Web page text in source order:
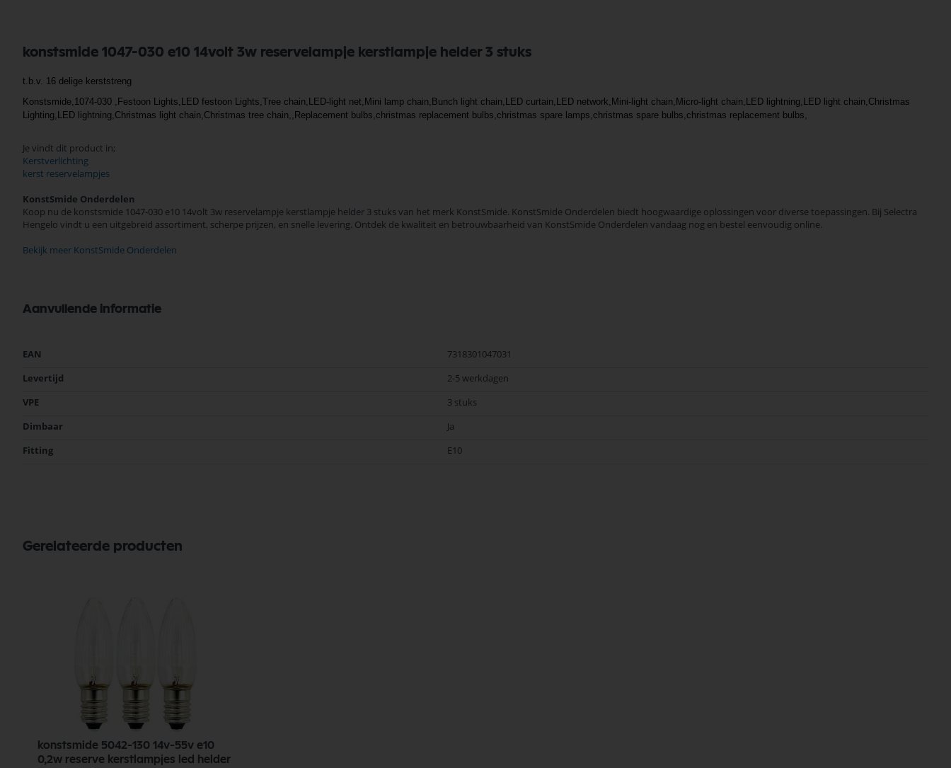
konstsmide 1047-030 e10 14volt 3w reservelampje kerstlampje helder 3 stuks
t.b.v. 16 delige kerststreng
Konstsmide,1074-030 ,Festoon Lights,LED festoon Lights,Tree chain,LED-light net,Mini lamp chain,Bunch light chain,LED curtain,LED network,Mini-light chain,Micro-light chain,LED lightning,LED light chain,Christmas
Lighting,LED lightning,Christmas light chain,Christmas tree chain,,Replacement bulbs,christmas replacement bulbs,christmas spare lamps,christmas spare bulbs,christmas replacement bulbs,
Je vindt dit product in;
Kerstverlichting
kerst reservelampjes
KonstSmide Onderdelen
Koop nu de konstsmide 1047-030 e10 14volt 3w reservelampje kerstlampje helder 3 stuks van het merk KonstSmide. KonstSmide Onderdelen biedt hoogwaardige oplossingen voor diverse toepassingen. Bij Selectra
Hengelo vindt u een uitgebreid assortiment, scherpe prijzen, en snelle levering. Ontdek de kwaliteit en betrouwbaarheid van KonstSmide Onderdelen vandaag nog en bestel eenvoudig online.
Bekijk meer KonstSmide Onderdelen
Aanvullende informatie
Meer
EAN
7318301047031
Levertijd
2-5 werkdagen
VPE
3 stuks
Dimbaar
Ja
Fitting
E10
Gerelateerde producten
konstsmide 5042-130 14v-55v e10
0,2w reserve kerstlampjes led helder